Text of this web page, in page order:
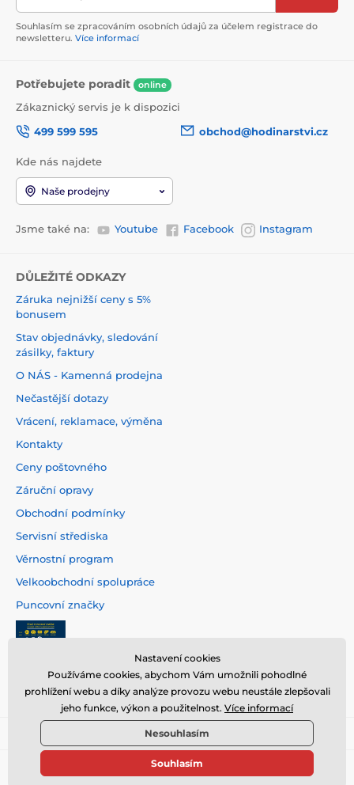
Souhlasím se zpracováním osobních údajů za účelem registrace do
newsletteru. Více informací
Potřebujete poradit online
Zákaznický servis je k dispozici
499 599 595
obchod@hodinarstvi.cz
Kde nás najdete
Naše prodejny
Jsme také na: Youtube Facebook Instagram
DŮLEŽITÉ ODKAZY
Záruka nejnižší ceny s 5%
bonusem
Stav objednávky, sledování
zásilky, faktury
O NÁS - Kamenná prodejna
Nečastější dotazy
Vrácení, reklamace, výměna
Kontakty
Ceny poštovného
Záruční opravy
Obchodní podmínky
Servisní střediska
Věrnostní program
Velkoobchodní spolupráce
Puncovní značky
© 2026 www.hodinarstvi.cz ⦁ E-shop vytvořila SIMPLIA.cz
Nastavení cookies
Používáme cookies, abychom Vám umožnili pohodlné
prohlížení webu a díky analýze provozu webu neustále zlepšovali
jeho funkce, výkon a použitelnost. Více informací
Nesouhlasím
Souhlasím